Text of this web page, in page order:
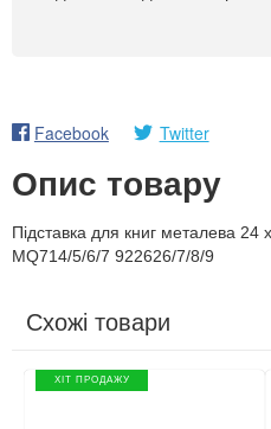
Facebook Twitter
Опис товару
Підставка для книг металева 24
MQ714/5/6/7 922626/7/8/9
Схожі товари
ХІТ ПРОДАЖУ